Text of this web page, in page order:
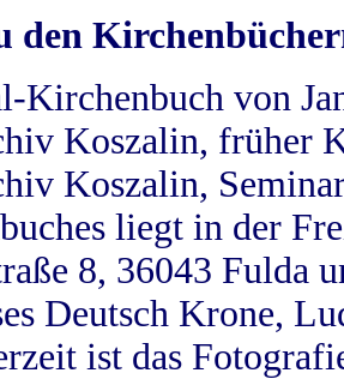
den
Kirchenbuch von
Koszalin, früher
Koszalin,
liegt in der
8, 36043 Fulda
Deutsch Krone,
ist das